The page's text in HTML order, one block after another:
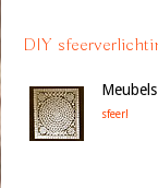
DIY
sfeer!